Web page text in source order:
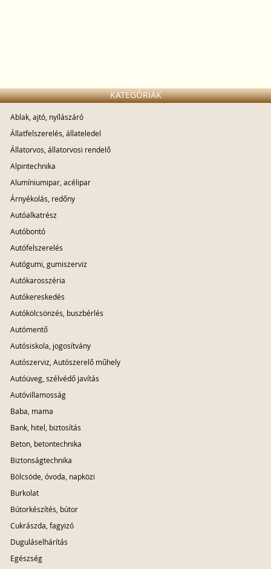
KATEGÓRIÁK
Ablak, ajtó, nyílászáró
Állatfelszerelés, állateledel
Állatorvos, állatorvosi rendelő
Alpintechnika
Alumíniumipar, acélipar
Árnyékolás, redőny
Autóalkatrész
Autóbontó
Autófelszerelés
Autógumi, gumiszerviz
Autókarosszéria
Autókereskedés
Autókölcsönzés, buszbérlés
Autómentő
Autósiskola, jogosítvány
Autószerviz, Autószerelő műhely
Autóüveg, szélvédő javítás
Autóvillamosság
Baba, mama
Bank, hitel, biztosítás
Beton, betontechnika
Biztonságtechnika
Bölcsöde, óvoda, napközi
Burkolat
Bútorkészítés, bútor
Cukrászda, fagyizó
Duguláselhárítás
Egészség